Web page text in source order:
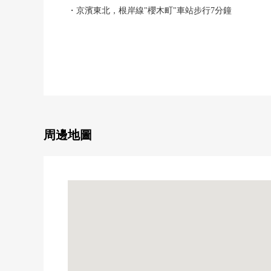
・京濱東北，根岸線"櫻木町"車站步行7分鐘
・確保私人的空間的Escort門
周邊地圖